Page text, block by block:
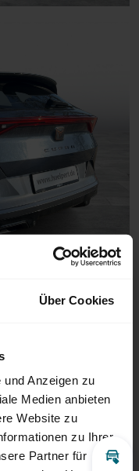
Über Cookies
Anzeigen zu
Medien anbieten
Website zu
zu Ihrer
Partner für